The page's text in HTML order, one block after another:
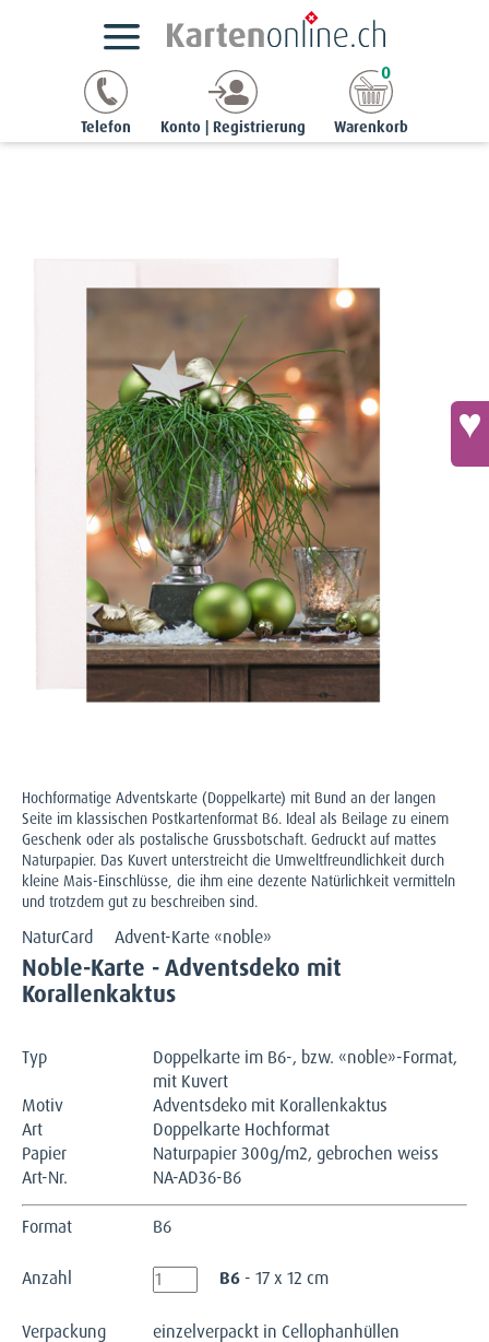
Telefon Konto | Registrierung Warenkorb
0
noble | 12 x 17 cm
Noble-Karte - Adventsdeko mit Korallenkaktus
Hochformatige Adventskarte (Doppelkarte) mit Bund an der langen
Seite im klassischen Postkartenformat B6. Ideal als Beilage zu einem
Geschenk oder als postalische Grussbotschaft. Gedruckt auf mattes
Naturpapier. Das Kuvert unterstreicht die Umweltfreundlichkeit durch
kleine Mais-Einschlüsse, die ihm eine dezente Natürlichkeit vermitteln
und trotzdem gut zu beschreiben sind.
NaturCard Advent-Karte «noble»
Noble-Karte - Adventsdeko mit
Korallenkaktus
Typ
Doppelkarte im B6-, bzw. «noble»-Format,
mit Kuvert
Motiv
Adventsdeko mit Korallenkaktus
Art
Doppelkarte Hochformat
Papier
Naturpapier 300g/m2, gebrochen weiss
Art-Nr.
NA-AD36-B6
Format B6
Anzahl B6 - 17 x 12 cm
Verpackung
einzelverpackt in Cellophanhüllen